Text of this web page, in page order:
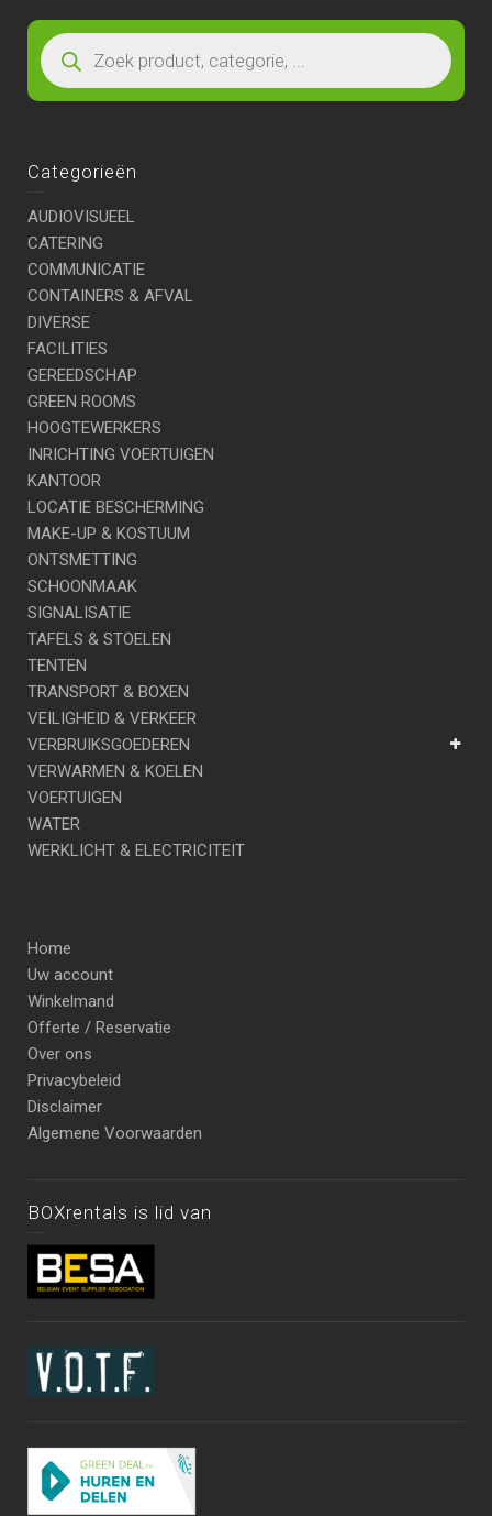
Categorieën
AUDIOVISUEEL
CATERING
COMMUNICATIE
CONTAINERS & AFVAL
DIVERSE
FACILITIES
GEREEDSCHAP
GREEN ROOMS
HOOGTEWERKERS
INRICHTING VOERTUIGEN
KANTOOR
LOCATIE BESCHERMING
MAKE-UP & KOSTUUM
ONTSMETTING
SCHOONMAAK
SIGNALISATIE
TAFELS & STOELEN
TENTEN
TRANSPORT & BOXEN
VEILIGHEID & VERKEER
VERBRUIKSGOEDEREN
VERWARMEN & KOELEN
VOERTUIGEN
WATER
WERKLICHT & ELECTRICITEIT
Home
Uw account
Winkelmand
Offerte / Reservatie
Over ons
Privacybeleid
Disclaimer
Algemene Voorwaarden
BOXrentals is lid van